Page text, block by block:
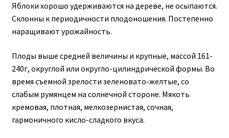
Яблоки хорошо удерживаются на дереве, не осыпаются.
Склонны к периодичности плодоношения. Постепенно
наращивают урожайность.
Плоды выше средней величины и крупные, массой 161-
240г, округлой или округло-цилиндрической формы. Во
время съемной зрелости зеленовато-желтые, со
слабым румянцем на солнечной стороне. Мякоть
кремовая, плотная, мелкозернистая, сочная,
гармоничного кисло-сладкого вкуса.